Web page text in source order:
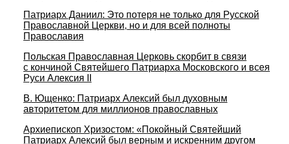
Патриарх Даниил: Это потеря не только для Русской
Православной Церкви, но и для всей полноты
Православия
Польская Православная Церковь скорбит в связи
с кончиной Святейшего Патриарха Московского и всея
Руси Алексия II
В. Ющенко: Патриарх Алексий был духовным
авторитетом для миллионов православных
Архиепископ Хризостом: «Покойный Святейший
Патриарх Алексий был верным и искренним другом